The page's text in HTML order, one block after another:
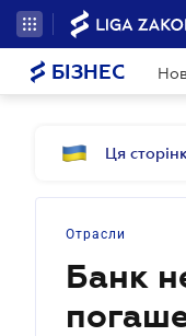
БІЗНЕС
Ця
Отрасли
Банк